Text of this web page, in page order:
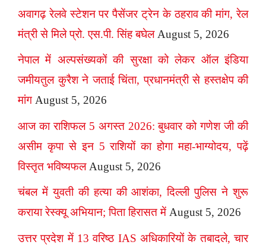
अवागढ़ रेलवे स्टेशन पर पैसेंजर ट्रेन के ठहराव की मांग, रेल
मंत्री से मिले प्रो. एस.पी. सिंह बघेल August 5, 2026
नेपाल में अल्पसंख्यकों की सुरक्षा को लेकर ऑल इंडिया
जमीयतुल कुरैश ने जताई चिंता, प्रधानमंत्री से हस्तक्षेप की
मांग August 5, 2026
आज का राशिफल 5 अगस्त 2026: बुधवार को गणेश जी की
असीम कृपा से इन 5 राशियों का होगा महा-भाग्योदय, पढ़ें
विस्तृत भविष्यफल August 5, 2026
चंबल में युवती की हत्या की आशंका, दिल्ली पुलिस ने शुरू
कराया रेस्क्यू अभियान; पिता हिरासत में August 5, 2026
उत्तर प्रदेश में 13 वरिष्ठ IAS अधिकारियों के तबादले, चार